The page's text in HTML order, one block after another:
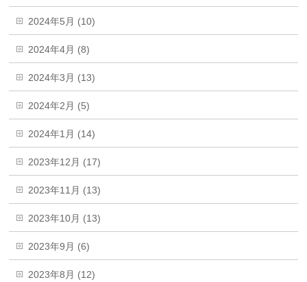
2024年5月 (10)
2024年4月 (8)
2024年3月 (13)
2024年2月 (5)
2024年1月 (14)
2023年12月 (17)
2023年11月 (13)
2023年10月 (13)
2023年9月 (6)
2023年8月 (12)